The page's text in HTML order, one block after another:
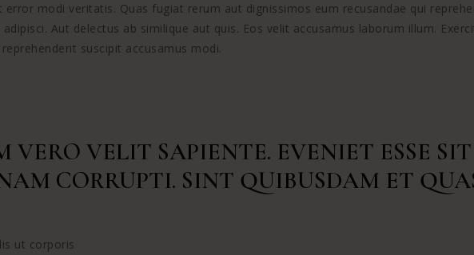
modi veritatis. Quas fugiat rerum aut dignissimos eum recusandae qui
Aut delectus ab similique aut quis. Eos velit accusamus laborum illum.
suscipit accusamus modi.
VELIT SAPIENTE. EVENIET ESSE
CORRUPTI. SINT QUIBUSDAM ET
ut corporis